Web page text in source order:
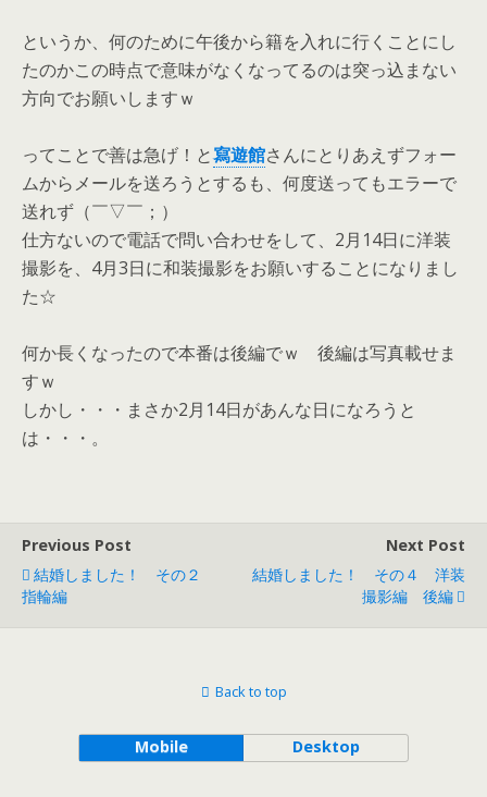
というか、何のために午後から籍を入れに行くことにし
たのかこの時点で意味がなくなってるのは突っ込まない
方向でお願いしますｗ
ってことで善は急げ！と寫遊館さんにとりあえずフォー
ムからメールを送ろうとするも、何度送ってもエラーで
送れず（￣▽￣；）
仕方ないので電話で問い合わせをして、2月14日に洋装
撮影を、4月3日に和装撮影をお願いすることになりまし
た☆
何か長くなったので本番は後編でｗ 後編は写真載せま
すｗ
しかし・・・まさか2月14日があんな日になろうと
は・・・。
Previous Post
結婚しました！ その２
指輪編
Next Post
結婚しました！ その４ 洋装
撮影編 後編
Back to top
Mobile Desktop